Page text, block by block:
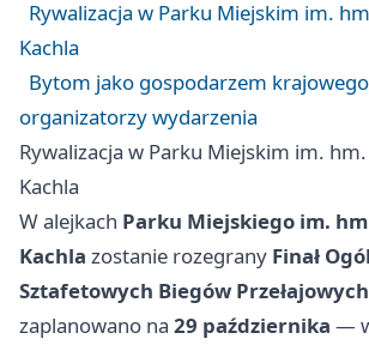
Rywalizacja w Parku Miejskim im.
Kachla
Bytom jako gospodarzem krajowego
organizatorzy wydarzenia
Rywalizacja w Parku Miejskim im.
Kachla
W alejkach Parku Miejskiego im.
Kachla zostanie rozegrany Finał
Sztafetowych Biegów Przełajowych
zaplanowano na 29 października —